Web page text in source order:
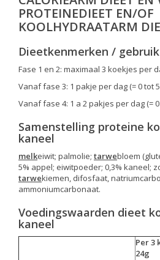
PROTEINEDIEET EN/OF
KOOLHYDRAATARM
Dieetkenmerken / gebruik
Fase 1 en 2: maximaal 3 koekjes per
Vanaf fase 3: 1 pakje per dag (= 0 tot
Vanaf fase 4: 1 a 2 pakjes per dag (=
Samenstelling proteine
kaneel
melkeiwit; palmolie; tarwebloem
5% appel; eiwitpoeder; 0,3% kaneel;
tarwekiemen, difosfaat,
ammoniumcarbonaat.
Voedingswaarden dieet
kaneel
Per 3
24g